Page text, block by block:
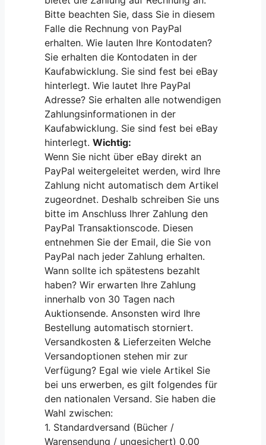
Bitte beachten Sie, dass Sie in diesem
Falle die Rechnung von PayPal
erhalten. Wie lauten Ihre Kontodaten?
Sie erhalten die Kontodaten in der
Kaufabwicklung. Sie sind fest bei eBay
hinterlegt. Wie lautet Ihre PayPal
Adresse? Sie erhalten alle notwendigen
Zahlungsinformationen in der
Kaufabwicklung. Sie sind fest bei eBay
hinterlegt.Wichtig:
Wenn Sie nicht über eBay direkt an
PayPal weitergeleitet werden, wird Ihre
Zahlung nicht automatisch dem Artikel
zugeordnet. Deshalb schreiben Sie uns
bitte im Anschluss Ihrer Zahlung den
PayPal Transaktionscode. Diesen
entnehmen Sie der Email, die Sie von
PayPal nach jeder Zahlung erhalten.
Wann sollte ich spätestens bezahlt
haben? Wir erwarten Ihre Zahlung
innerhalb von 30 Tagen nach
Auktionsende. Ansonsten wird Ihre
Bestellung automatisch storniert.
Versandkosten & Lieferzeiten Welche
Versandoptionen stehen mir zur
Verfügung? Egal wie viele Artikel Sie
bei uns erwerben, es gilt folgendes für
den nationalen Versand. Sie haben die
Wahl zwischen:
1. Standardversand (Bücher /
Warensendung / ungesichert) 0,00